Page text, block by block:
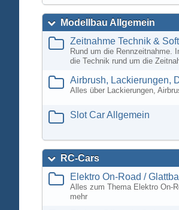
Modellbau Allgemein
Zeitnahme Technik &
Rund um die Rennzeitnahme.
die Technik rund um die
Airbrush, Lackierungen,
Alles über Lackierungen,
Slot Car Allgemein
RC-Cars
Elektro On-Road /
Alles zum Thema Elektro On-
mehr